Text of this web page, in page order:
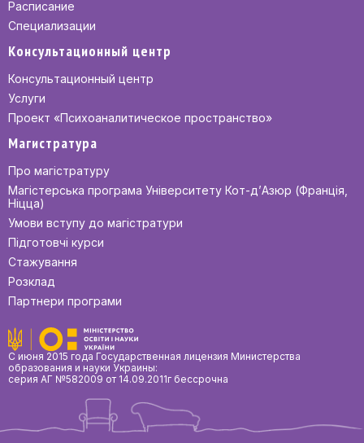
Расписание
Специализации
Консультационный центр
Консультационный центр
Услуги
Проект «Психоаналитическое пространство»
Магистратура
Про магістратуру
Магістерська програма Університету Кот-д’Азюр (Франція,
Ніцца)
Умови вступу до магістратури
Підготовчі курси
Стажування
Розклад
Партнери програми
С июня 2015 года Государственная лицензия Министерства
образования и науки Украины:
серия АГ №582009 от 14.09.2011г бессрочна